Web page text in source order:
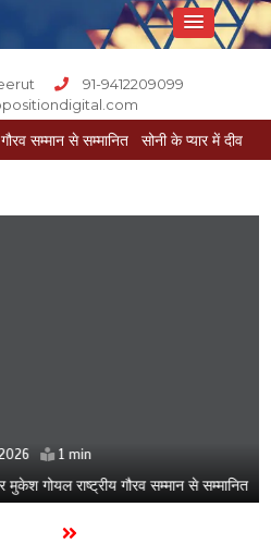
91-9412209099
सोनी के प्यार में दीवानी सीता पहुंची मेरठ
गौरव सम्मान से सम्मानित